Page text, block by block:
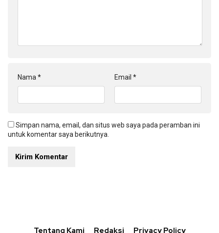
Nama * Email *
Simpan nama, email, dan situs web saya pada peramban ini
untuk komentar saya berikutnya.
Tentang Kami Redaksi Privacy Policy